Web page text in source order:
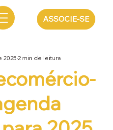
ASSOCIE-SE
20252 min de leitura